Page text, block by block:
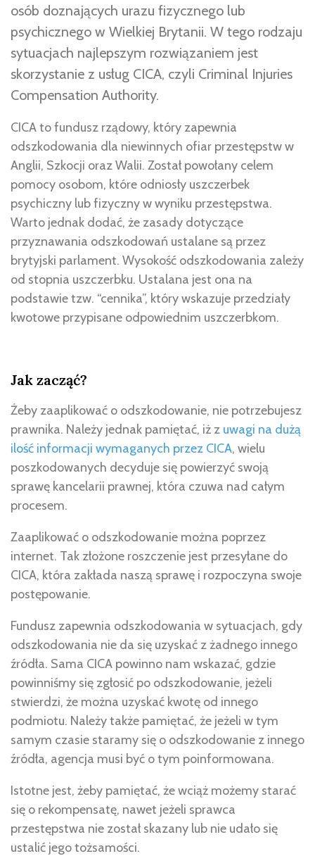
osób doznających urazu fizycznego lub
psychicznego w Wielkiej Brytanii. W tego rodzaju
sytuacjach najlepszym rozwiązaniem jest
skorzystanie z usług CICA, czyli Criminal Injuries
Compensation Authority.
CICA to fundusz rządowy, który zapewnia
odszkodowania dla niewinnych ofiar przestępstw w
Anglii, Szkocji oraz Walii. Został powołany celem
pomocy osobom, które odniosły uszczerbek
psychiczny lub fizyczny w wyniku przestępstwa.
Warto jednak dodać, że zasady dotyczące
przyznawania odszkodowań ustalane są przez
brytyjski parlament. Wysokość odszkodowania zależy
od stopnia uszczerbku. Ustalana jest ona na
podstawie tzw. “cennika”, który wskazuje przedziały
kwotowe przypisane odpowiednim uszczerbkom.
Jak zacząć?
Żeby zaaplikować o odszkodowanie, nie potrzebujesz
prawnika. Należy jednak pamiętać, iż z uwagi na dużą
ilość informacji wymaganych przez CICA, wielu
poszkodowanych decyduje się powierzyć swoją
sprawę kancelarii prawnej, która czuwa nad całym
procesem.
Zaaplikować o odszkodowanie można poprzez
internet. Tak złożone roszczenie jest przesyłane do
CICA, która zakłada naszą sprawę i rozpoczyna swoje
postępowanie.
Fundusz zapewnia odszkodowania w sytuacjach, gdy
odszkodowania nie da się uzyskać z żadnego innego
źródła. Sama CICA powinno nam wskazać, gdzie
powinniśmy się zgłosić po odszkodowanie, jeżeli
stwierdzi, że można uzyskać kwotę od innego
podmiotu. Należy także pamiętać, że jeżeli w tym
samym czasie staramy się o odszkodowanie z innego
źródła, agencja musi być o tym poinformowana.
Istotne jest, żeby pamiętać, że wciąż możemy starać
się o rekompensatę, nawet jeżeli sprawca
przestępstwa nie został skazany lub nie udało się
ustalić jego tożsamości.